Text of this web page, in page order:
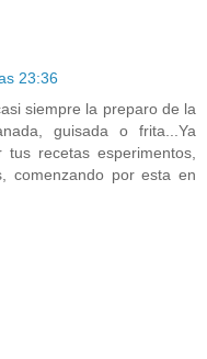
23:36
siempre la preparo de la
guisada o frita...Ya
recetas esperimentos,
comenzando por esta en